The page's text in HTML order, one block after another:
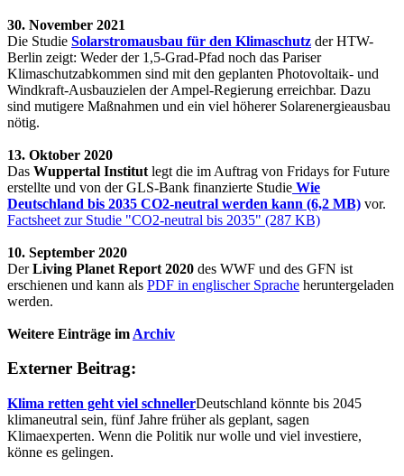
30. November 2021
Die Studie Solarstromausbau für den Klimaschutz der HTW-
Berlin zeigt: Weder der 1,5-Grad-Pfad noch das Pariser
Klimaschutzabkommen sind mit den geplanten Photovoltaik- und
Windkraft-Ausbauzielen der Ampel-Regierung erreichbar. Dazu
sind mutigere Maßnahmen und ein viel höherer Solarenergieausbau
nötig.
13. Oktober 2020
Das Wuppertal Institut legt die im Auftrag von Fridays for Future
erstellte und von der GLS-Bank finanzierte Studie Wie
Deutschland bis 2035 CO2-neutral werden kann (6,2 MB) vor.
Factsheet zur Studie "CO2-neutral bis 2035" (287 KB)
10. September 2020
DerLiving Planet Report 2020 des WWF und des GFN ist
erschienen und kann als PDF in englischer Sprache heruntergeladen
werden.
Weitere Einträge im Archiv
Externer Beitrag:
Klima retten geht viel schnellerDeutschland könnte bis 2045
klimaneutral sein, fünf Jahre früher als geplant, sagen
Klimaexperten. Wenn die Politik nur wolle und viel investiere,
könne es gelingen.